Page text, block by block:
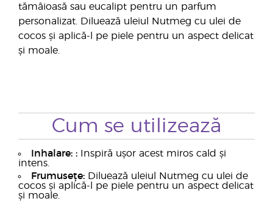
tămâioasă sau eucalipt pentru un parfum
personalizat. Diluează uleiul Nutmeg cu ulei de
cocos și aplică-l pe piele pentru un aspect delicat
și moale.
Cum se utilizează
Inhalare: : Inspiră ușor acest miros cald și
intens.
Frumusețe: Diluează uleiul Nutmeg cu ulei de
cocos și aplică-l pe piele pentru un aspect delicat
și moale.